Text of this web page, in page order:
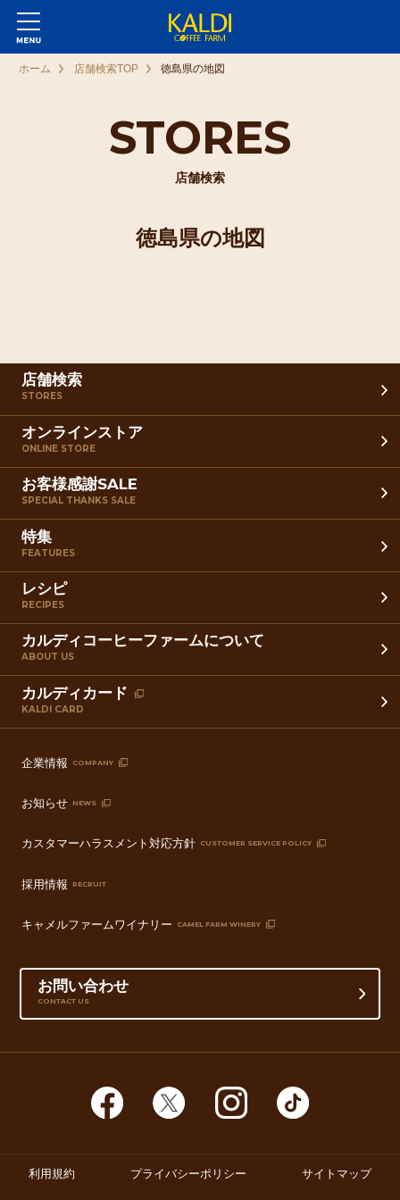
STORES
店舗検索
ホーム 店舗検索TOP 徳島県の地図
徳島県の地図
店舗検索
STORES
オンラインストア
ONLINE STORE
お客様感謝SALE
SPECIAL THANKS SALE
特集
FEATURES
レシピ
RECIPES
カルディコーヒーファームについて
ABOUT US
カルディカード
KALDI CARD
企業情報 COMPANY
お知らせ NEWS
カスタマーハラスメント対応方針 CUSTOMER SERVICE POLICY
採用情報 RECRUIT
キャメルファームワイナリー CAMEL FARM WINERY
お問い合わせ
CONTACT US
利用規約 プライバシーポリシー サイトマップ